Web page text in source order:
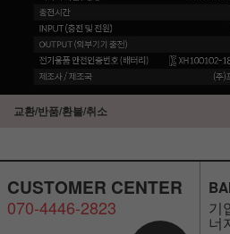
교환/반품/환불/취소
CUSTOMER CENTER
070-4446-2823 기
너